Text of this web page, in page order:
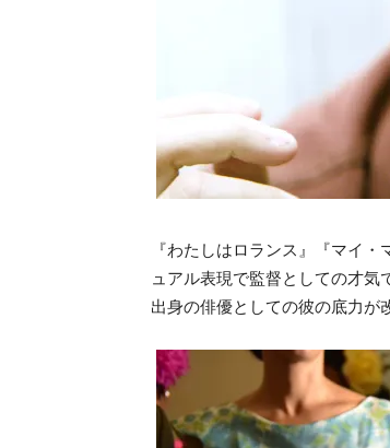
『わたしはロランス』『マイ
ュアル表現で監督としての才
出身の俳優としての彼の底力が